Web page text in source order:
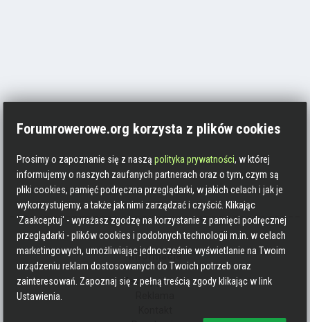
Informacje
Zasady pisania
Forumrowerowe.org korzysta z plików cookies
Prosimy o zapoznanie się z nasząpolityka prywatności, w której
informujemy o naszych zaufanych partnerach oraz o tym, czym są
pliki cookies, pamięć podręczna przeglądarki, w jakich celach i jak je
wykorzystujemy, a także jak nimi zarządzać i czyścić. Klikając
'Zaakceptuj' - wyrażasz zgodzę na korzystanie z pamięci podręcznej
przeglądarki - plików cookies i podobnych technologii m.in. w celach
marketingowych, umożliwiając jednocześnie wyświetlanie na Twoim
urządzeniu reklam dostosowanych do Twoich potrzeb oraz
zainteresowań. Zapoznaj się z pełną treścią zgody klikając w link
Ustawienia.